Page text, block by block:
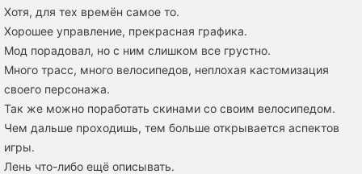
Хотя, для тех времён самое то.
Хорошее управление, прекрасная графика.
Мод порадовал, но с ним слишком все грустно.
Много трасс, много велосипедов, неплохая кастомизация
своего персонажа.
Так же можно поработать скинами со своим велосипедом.
Чем дальше проходишь, тем больше открывается аспектов
игры.
Лень что-либо ещё описывать.